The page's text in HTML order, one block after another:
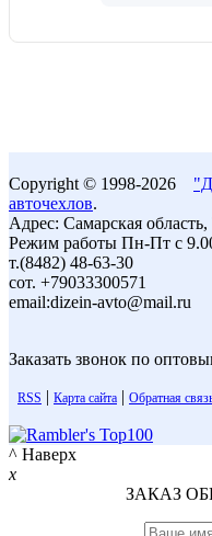
Copyright © 1998-2026
авточехлов.
Адрес: Самарская
Режим работы Пн-Пт с
т.(8482) 48-63-30
сот. +79033300571
email:dizein-avto@mail.ru
Заказать звонок по
RSS | Карта сайта | Обратная
^ Наверх
x
ЗАКАЗ